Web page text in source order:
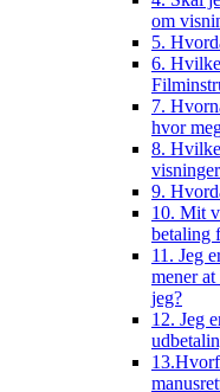
om
5.
6.
7.
hvor
8.
9.
10. Mit
betaling
11. Jeg
mener
jeg?
12. Jeg